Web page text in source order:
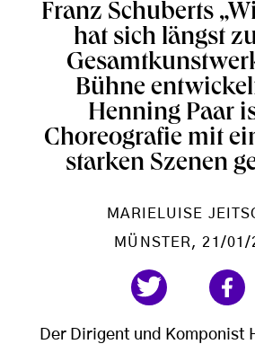
Franz Schuberts
hat sich längst
Bühne
Henning Paar
Choreografie mit
starken Szenen
MARIELUISE
MÜNSTER , 21/01/
Der Dirigent und Komponist